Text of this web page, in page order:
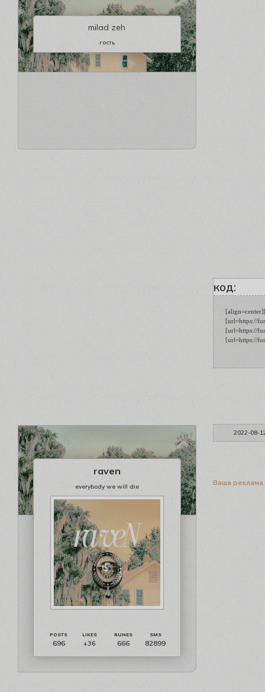
milad zeh
гость
код:
[url=https://
[url=https://
[url=https://
2022-08-
raven
everybody we will die
696 +36 666 82899
Ваша реклама